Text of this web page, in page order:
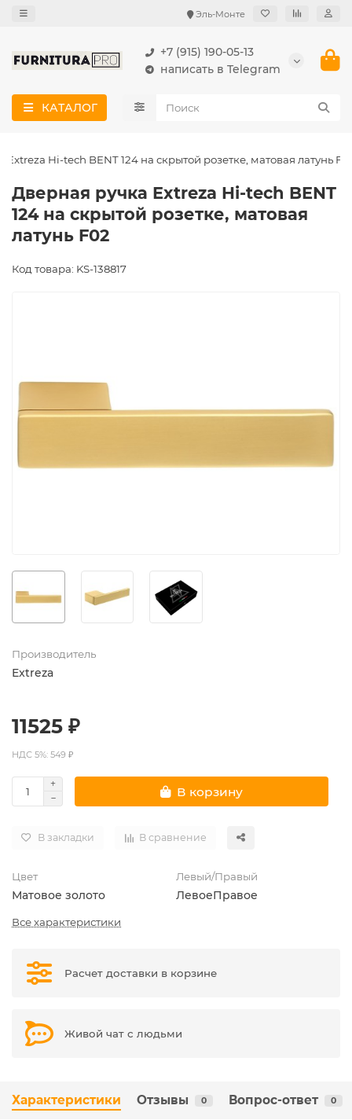
Эль-Монте
+7 (915) 190-05-13
написать в Telegram
КАТАЛОГ
Hi-tech BENT 124 на скрытой розетке, матовая латунь
Дверная ручка Extreza Hi-tech BENT
124 на скрытой розетке, матовая
латунь F02
Код товара: KS-138817
Производитель
Extreza
11525 ₽
НДС 5%: 549 ₽
В корзину
В закладки В сравнение
Цвет
Матовое золото
Левый/Правый
ЛевоеПравое
Все характеристики
Расчет доставки в корзине
Живой чат с людьми
Характеристики Отзывы 0 Вопрос-ответ 0